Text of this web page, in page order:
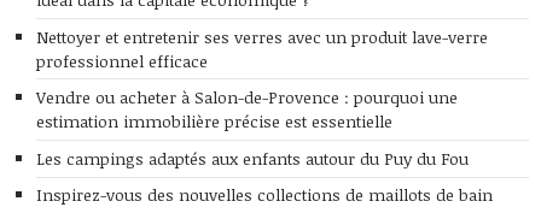
Nettoyer et entretenir ses verres avec un produit lave-verre
professionnel efficace
Vendre ou acheter à Salon-de-Provence : pourquoi une
estimation immobilière précise est essentielle
Les campings adaptés aux enfants autour du Puy du Fou
Inspirez-vous des nouvelles collections de maillots de bain